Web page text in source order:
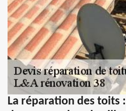
La réparation des toits